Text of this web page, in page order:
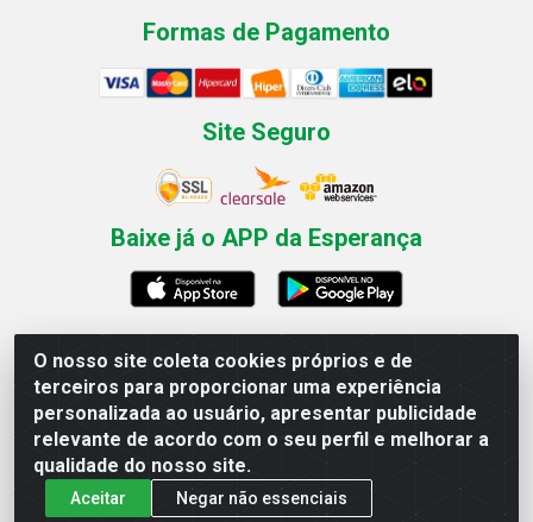
O nosso site coleta cookies próprios e de
terceiros para proporcionar uma experiência
personalizada ao usuário, apresentar publicidade
relevante de acordo com o seu perfil e melhorar a
qualidade do nosso site.
Aceitar Negar não essenciais
Formas de Pagamento
Site Seguro
Baixe já o APP da Esperança
Esperança Nordeste - Rua Professor Caldas Filho, 291 -
Estância - Recife / PE CEP: 50771-335 - CNPJ
03.666.136/0001-23